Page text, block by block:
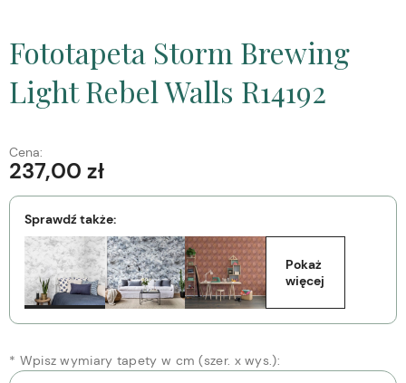
Fototapeta Storm Brewing
Light Rebel Walls R14192
Cena:
237,00 zł
Sprawdź także:
Pokaż
więcej
* Wpisz wymiary tapety w cm (szer. x wys.):